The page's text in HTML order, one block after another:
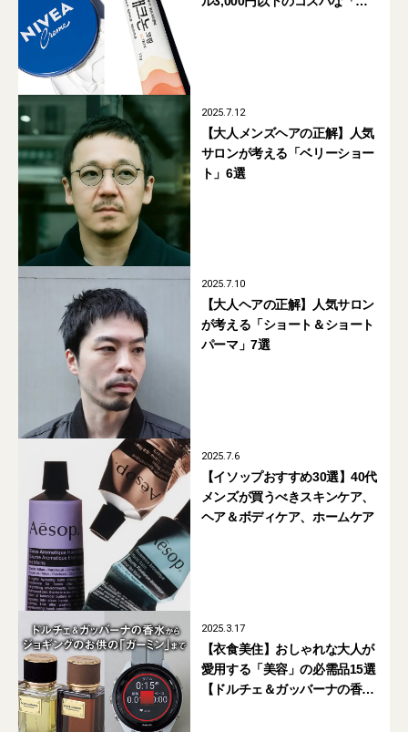
2025.7.12
【大人メンズヘアの正解】人気
サロンが考える「ベリーショー
ト」6選
2025.7.10
【大人ヘアの正解】人気サロン
が考える「ショート＆ショート
パーマ」7選
2025.7.6
【イソップおすすめ30選】40代
メンズが買うべきスキンケア、
ヘア＆ボディケア、ホームケア
2025.3.17
【衣食美住】おしゃれな大人が
愛用する「美容」の必需品15選
【ドルチェ＆ガッバーナの香水